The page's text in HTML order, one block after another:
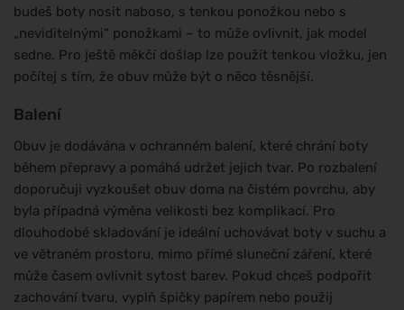
budeš boty nosit naboso, s tenkou ponožkou nebo s
„neviditelnými“ ponožkami – to může ovlivnit, jak model
sedne. Pro ještě měkčí došlap lze použít tenkou vložku, jen
počítej s tím, že obuv může být o něco těsnější.
Balení
Obuv je dodávána v ochranném balení, které chrání boty
během přepravy a pomáhá udržet jejich tvar. Po rozbalení
doporučuji vyzkoušet obuv doma na čistém povrchu, aby
byla případná výměna velikosti bez komplikací. Pro
dlouhodobé skladování je ideální uchovávat boty v suchu a
ve větraném prostoru, mimo přímé sluneční záření, které
může časem ovlivnit sytost barev. Pokud chceš podpořit
zachování tvaru, vyplň špičky papírem nebo použij